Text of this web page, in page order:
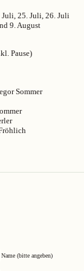
25. Juli, 26. Juli
9. August
Pause)
Sommer
Name (bitte angeben)